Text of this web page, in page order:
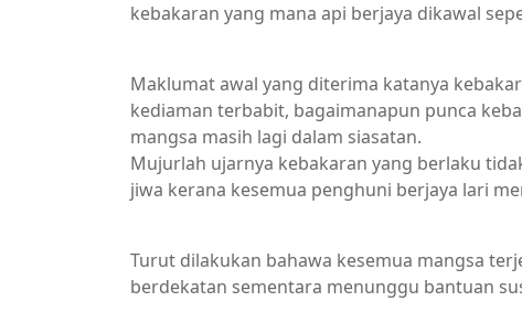
kebakaran yang mana api berjaya dikawal
Maklumat awal yang diterima katanya
kediaman terbabit, bagaimanapun punca
mangsa masih lagi dalam siasatan.
Mujurlah ujarnya kebakaran yang berlaku
jiwa kerana kesemua penghuni berjaya lari
Turut dilakukan bahawa kesemua mangsa
berdekatan sementara menunggu bantuan